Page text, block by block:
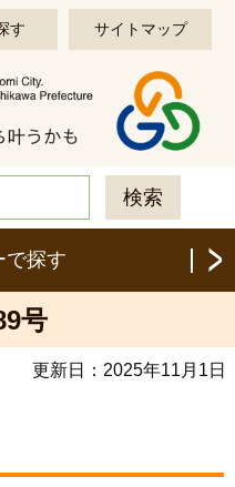
す サイトマップ
で探す
号
更新日： 2025年11月1日